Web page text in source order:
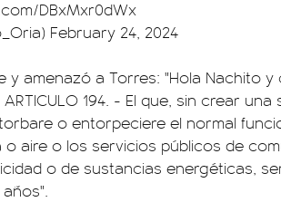
DBxMxr0dWx
February 24, 2024
y amenazó a Torres: "Hola Nachito y
194. - El que, sin crear
o entorpeciere el normal
aire o los servicios públicos de
o de sustancias energéticas,